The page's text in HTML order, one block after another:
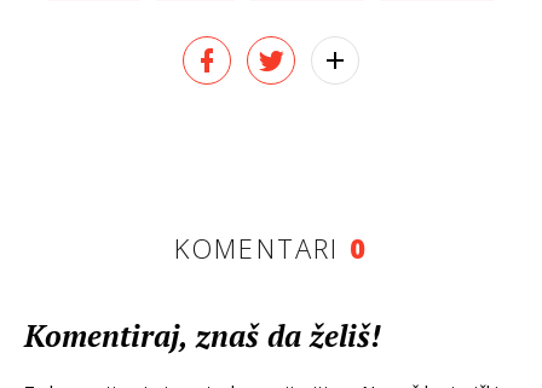
KOMENTARI 0
Komentiraj, znaš da želiš!